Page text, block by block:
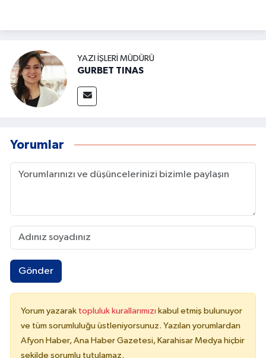
YAZI İŞLERI MÜDÜRÜ
GURBET TINAS
Yorumlar
Gönder
Yorum yazarak topluluk kurallarımızı kabul etmiş bulunuyor
ve tüm sorumluluğu üstleniyorsunuz. Yazılan yorumlardan
Afyon Haber, Ana Haber Gazetesi, Karahisar Medya hiçbir
şekilde sorumlu tutulamaz.